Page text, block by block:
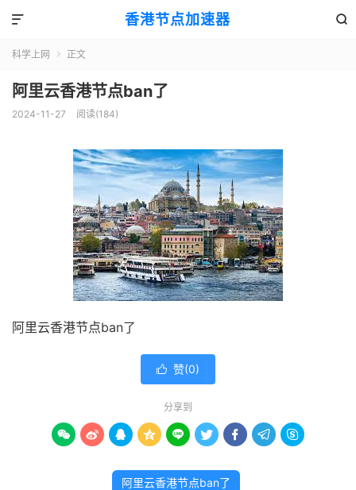
香港节点加速器 

科学上网  正文
阿里云香港节点ban了
2024-11-27 阅读(184)
阿里云香港节点ban了
 赞(0)
分享到
        
阿里云香港节点ban了